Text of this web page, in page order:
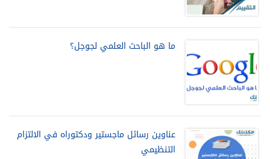
ما هو الباحث العلمي لجوجل؟
عناوين رسائل ماجستير ودكتوراه في الالتزام
التنظيمي